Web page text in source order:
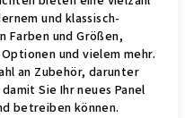
und klassisch-
Farben und Größen,
und vielem mehr.
an Zubehör, darunter
Sie Ihr neues Panel
betreiben können.